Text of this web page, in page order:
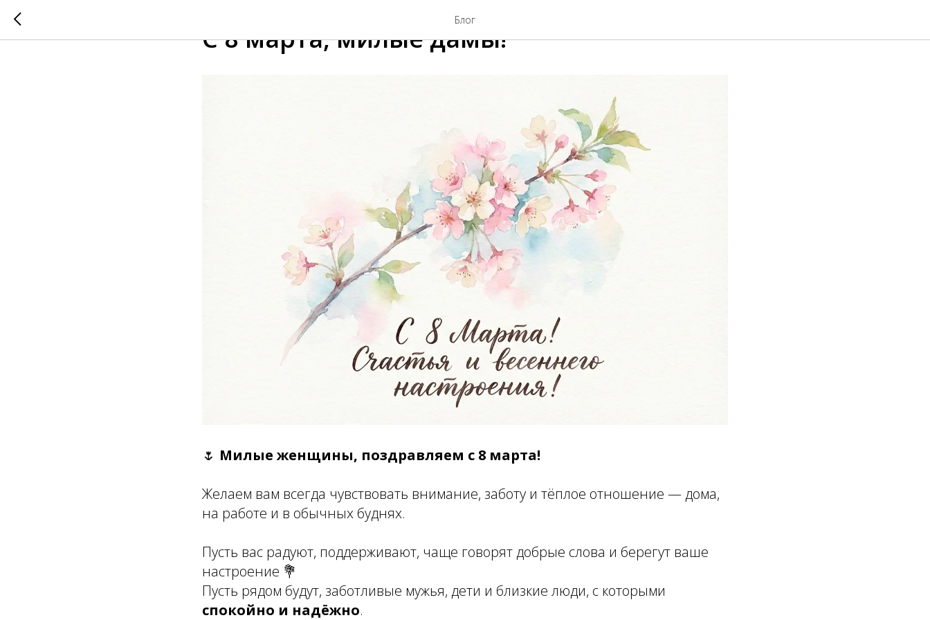
Блог
С 8 марта, милые дамы!
🌷 Милые женщины, поздравляем с 8 марта!
Желаем вам всегда чувствовать внимание, заботу и тёплое отношение — дома,
на работе и в обычных буднях.
Пусть вас радуют, поддерживают, чаще говорят добрые слова и берегут ваше
настроение 💐
Пусть рядом будут, заботливые мужья, дети и близкие люди, с которыми
спокойно и надёжно.